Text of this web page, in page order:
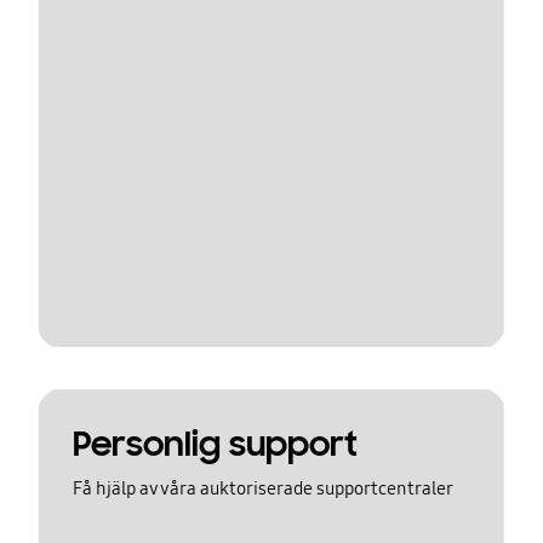
Personlig support
Få hjälp av våra auktoriserade supportcentraler